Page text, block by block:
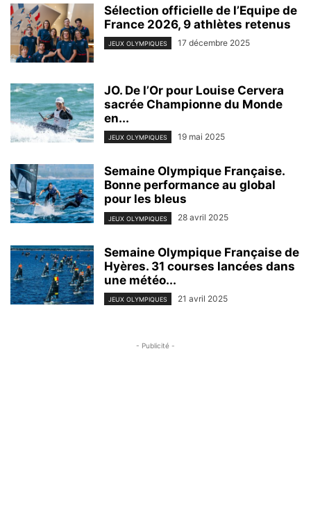
Sélection officielle de l’Equipe de
France 2026, 9 athlètes retenus
JEUX OLYMPIQUES 17 décembre 2025
JO. De l’Or pour Louise Cervera
sacrée Championne du Monde
en...
JEUX OLYMPIQUES 19 mai 2025
Semaine Olympique Française.
Bonne performance au global
pour les bleus
JEUX OLYMPIQUES 28 avril 2025
Semaine Olympique Française de
Hyères. 31 courses lancées dans
une météo...
JEUX OLYMPIQUES 21 avril 2025
- Publicité -